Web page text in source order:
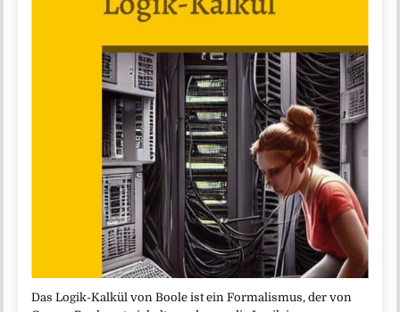
Das Logik-Kalkül von Boole ist ein Formalismus, der von